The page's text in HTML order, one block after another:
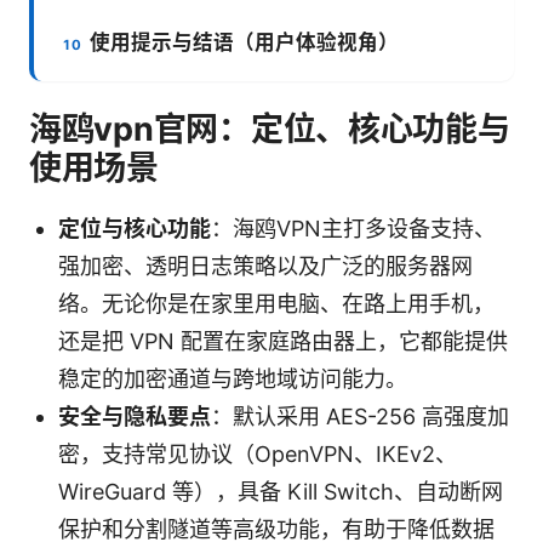
使用提示与结语（用户体验视角）
海鸥vpn官网：定位、核心功能与
使用场景
定位与核心功能：海鸥VPN主打多设备支持、
强加密、透明日志策略以及广泛的服务器网
络。无论你是在家里用电脑、在路上用手机，
还是把 VPN 配置在家庭路由器上，它都能提供
稳定的加密通道与跨地域访问能力。
安全与隐私要点：默认采用 AES-256 高强度加
密，支持常见协议（OpenVPN、IKEv2、
WireGuard 等），具备 Kill Switch、自动断网
保护和分割隧道等高级功能，有助于降低数据